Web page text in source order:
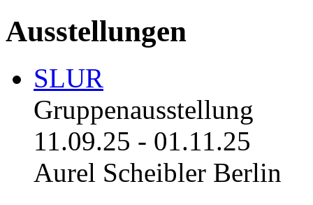
Ausstellungen
SLUR
Gruppenausstellung
11.09.25 - 01.11.25
Aurel Scheibler Berlin